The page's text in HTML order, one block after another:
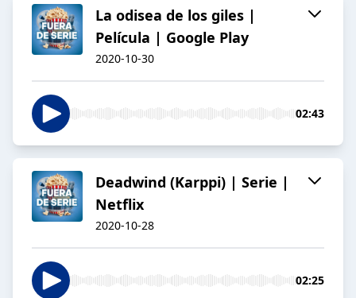
La odisea de los giles |
Película | Google Play
2020-10-30
02:43
Deadwind (Karppi) | Serie |
Netflix
2020-10-28
02:25